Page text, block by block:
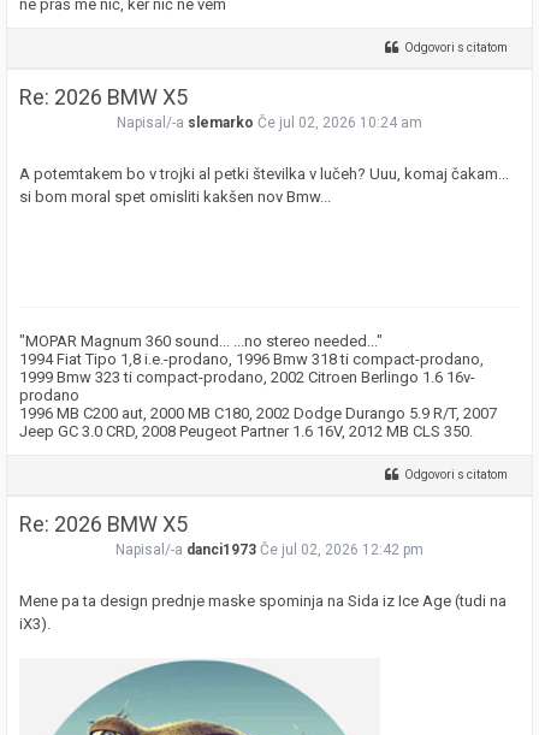
ne praš me nič, ker nič ne vem
Odgovori s citatom
Re: 2026 BMW X5
Napisal/-a slemarko Če jul 02, 2026 10:24 am
A potemtakem bo v trojki al petki številka v lučeh? Uuu, komaj čakam...
si bom moral spet omisliti kakšen nov Bmw...
"MOPAR Magnum 360 sound... ...no stereo needed..."
1994 Fiat Tipo 1,8 i.e.-prodano, 1996 Bmw 318 ti compact-prodano,
1999 Bmw 323 ti compact-prodano, 2002 Citroen Berlingo 1.6 16v-
prodano
1996 MB C200 aut, 2000 MB C180, 2002 Dodge Durango 5.9 R/T, 2007
Jeep GC 3.0 CRD, 2008 Peugeot Partner 1.6 16V, 2012 MB CLS 350.
Odgovori s citatom
Re: 2026 BMW X5
Napisal/-a danci1973 Če jul 02, 2026 12:42 pm
Mene pa ta design prednje maske spominja na Sida iz Ice Age (tudi na
iX3).